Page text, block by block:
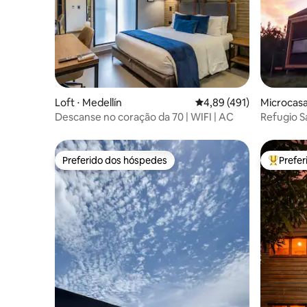
Loft ⋅ Medellín 4,89 de uma avaliação
4,89 (491)
Descanse no coração da 70 | WIFI | AC
Refugio
Preferido dos hóspedes
Preferido dos hóspedes Entre os